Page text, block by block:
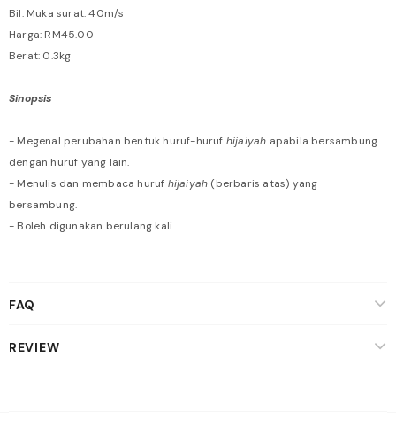
Bil. Muka surat: 40m/s
Harga: RM45.00
Berat: 0.3kg
Sinopsis
- Megenal perubahan bentuk huruf-huruf hijaiyah apabila bersambung
dengan huruf yang lain.
- Menulis dan membaca huruf hijaiyah (berbaris atas) yang
bersambung.
- Boleh digunakan berulang kali.
FAQ
REVIEW